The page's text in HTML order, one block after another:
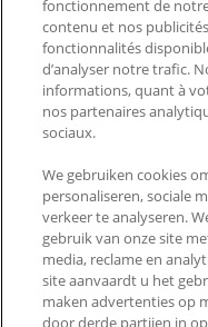
Showing stores
AGALEC SA
BD ARISTIDE
AGUEZNAY
Avenue Van
AKSA PHARMA
BD DE LA
fonctionnement de
contenu et nos
fonctionnalités
d’analyser notre trafic.
informations, quant à
nos partenaires
sociaux.
We gebruiken cookies
personaliseren, sociale
verkeer te analyseren.
gebruik van onze site
media, reclame en
site aanvaardt u het
maken advertenties op
door derde partijen in